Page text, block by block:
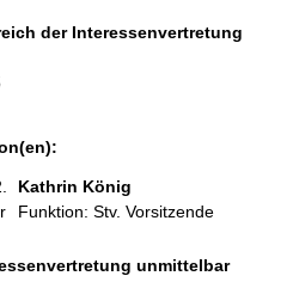
der Interessenvertretung
Kathrin König
Funktion: Stv. Vorsitzende
unmittelbar